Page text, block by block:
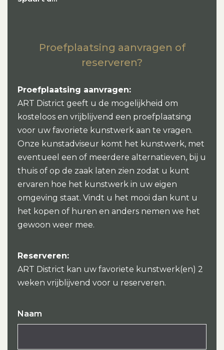
Proefplaatsing aanvragen of
reserveren?
Proefplaatsing aanvragen:
ART District geeft u de mogelijkheid om
kosteloos en vrijblijvend een proefplaatsing
voor uw favoriete kunstwerk aan te vragen.
Onze kunstadviseur komt het kunstwerk, met
eventueel een of meerdere alternatieven, bij u
thuis of op de zaak laten zien zodat u kunt
ervaren hoe het kunstwerk in uw eigen
omgeving staat. Vindt u het mooi dan kunt u
het kopen of huren en anders nemen we het
gewoon weer mee.
Reserveren:
ART District kan uw favoriete kunstwerk(en) 2
weken vrijblijvend voor u reserveren.
Naam